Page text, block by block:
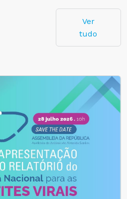
Ver
tudo